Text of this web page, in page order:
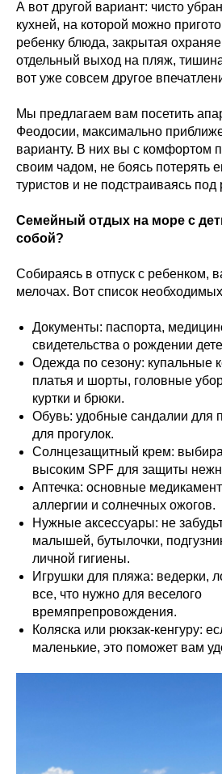
А вот другой вариант: чисто
кухней, на которой можно
ребенку блюда, закрытая
отдельный выход на пляж,
вот уже совсем другое
Мы предлагаем вам посетить
Феодосии, максимально
варианту. В них вы с комфортом
своим чадом, не боясь потерять
туристов и не подстраиваясь под
Семейный отдых на море с
собой?
Собираясь в отпуск с ребенком,
мелочах. Вот список
Документы: паспорта,
свидетельства о рождении
Одежда по сезону: купальные
платья и шорты, головные
куртки и брюки.
Обувь: удобные сандалии для
для прогулок.
Солнцезащитный крем:
высоким SPF для защиты
Аптечка: основные
аллергии и солнечных ожогов.
Нужные аксессуары: не
малышей, бутылочки,
личной гигиены.
Игрушки для пляжа: ведерки,
все, что нужно для веселого
времяпрепровождения.
Коляска или рюкзак-кенгуру:
маленькие, это поможет вам